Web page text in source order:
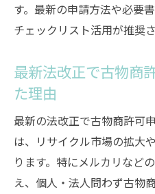
す。最新の申請方法や必要
チェックリスト活用が推奨さ
最新法改正で古物商
た理由
最新の法改正で古物商許可
は、リサイクル市場の拡大
ります。特にメルカリなど
え、個人・法人問わず古物